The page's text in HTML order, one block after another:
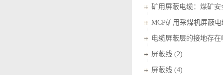
矿用屏蔽电缆：煤矿安
MCP矿用采煤机屏蔽电
电缆屏蔽层的接地存在
屏蔽线 (2)
屏蔽线 (4)